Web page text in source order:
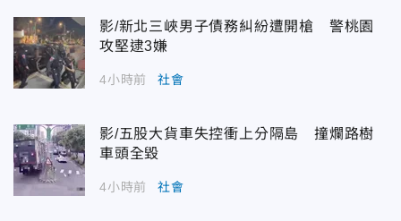
影/新北三峽男子債務糾紛遭開槍 警桃園
攻堅逮3嫌
4小時前 社會
影/五股大貨車失控衝上分隔島 撞爛路樹
車頭全毀
4小時前 社會